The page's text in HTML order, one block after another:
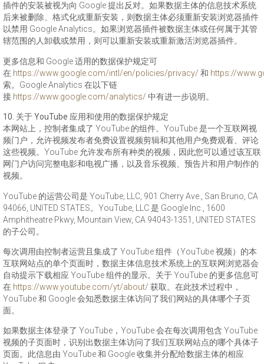
插件的安装被视为向 Google 提出反对。如果数据主体的信息技术系统
后来被删除、格式化或重新安装，则数据主体必须重新安装浏览器插件
以禁用 Google Analytics。如果浏览器插件被数据主体或任何属于其管
辖范围的人卸载或禁用，则可以重新安装或重新激活浏览器插件。
更多信息和 Google 适用的数据保护规定可
在 https://www.google.com/intl/en/policies/privacy/ 和 https://
索。Google Analytics 在以下链
接 https://www.google.com/analytics/ 中有进一步说明。
10. 关于 YouTube 应用和使用的数据保护规定
本网站上，控制者集成了 YouTube 的组件。YouTube 是一个互联网视
频门户，允许视频发布者免费设置视频剪辑和其他用户免费观看、评论
这些视频。YouTube 允许发布所有种类的视频，因此您可以通过该互联
网门户访问完整电影和电视广播，以及音乐视频、预告片和用户制作的
视频。
YouTube 的运营公司是 YouTube, LLC, 901 Cherry Ave., San Bruno, CA
94066, UNITED STATES。YouTube, LLC 是 Google Inc., 1600
Amphitheatre Pkwy, Mountain View, CA 94043-1351, UNITED STATES
的子公司。
每次调用由控制者运营且集成了 YouTube 组件（YouTube 视频）的本
互联网站点的单个页面时，数据主体信息技术系统上的互联网浏览器会
自动提示下载相应 YouTube 组件的显示。关于 YouTube 的更多信息可
在 https://www.youtube.com/yt/about/ 获取。在此技术过程中，
YouTube 和 Google 会知悉数据主体访问了我们网站的具体哪个子页
面。
如果数据主体登录了 YouTube，YouTube 会在每次调用包含 YouTube
视频的子页面时，识别出数据主体访问了我们互联网站点的哪个具体子
页面。此信息由 YouTube 和 Google 收集并分配给数据主体的相应